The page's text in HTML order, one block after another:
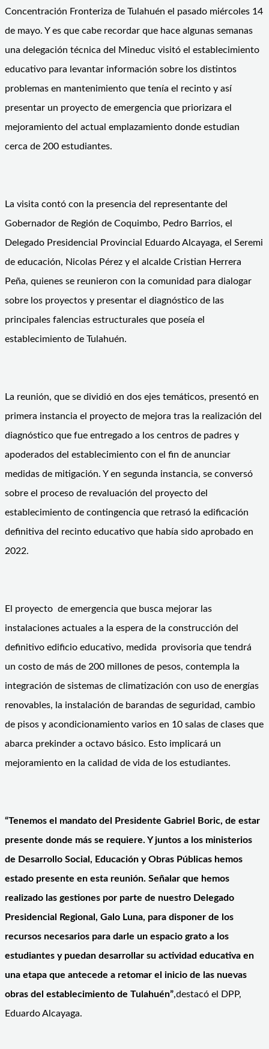
Concentración Fronteriza de Tulahuén el pasado miércoles 14
de mayo. Y es que cabe recordar que hace algunas semanas
una delegación técnica del Mineduc visitó el establecimiento
educativo para levantar información sobre los distintos
problemas en mantenimiento que tenía el recinto y así
presentar un proyecto de emergencia que priorizara el
mejoramiento del actual emplazamiento donde estudian
cerca de 200 estudiantes.
La visita contó con la presencia del representante del
Gobernador de Región de Coquimbo, Pedro Barrios, el
Delegado Presidencial Provincial Eduardo Alcayaga, el Seremi
de educación, Nicolas Pérez y el alcalde Cristian Herrera
Peña, quienes se reunieron con la comunidad para dialogar
sobre los proyectos y presentar el diagnóstico de las
principales falencias estructurales que poseía el
establecimiento de Tulahuén.
La reunión, que se dividió en dos ejes temáticos, presentó en
primera instancia el proyecto de mejora tras la realización del
diagnóstico que fue entregado a los centros de padres y
apoderados del establecimiento con el fin de anunciar
medidas de mitigación. Y en segunda instancia, se conversó
sobre el proceso de revaluación del proyecto del
establecimiento de contingencia que retrasó la edificación
definitiva del recinto educativo que había sido aprobado en
2022.
El proyecto de emergencia que busca mejorar las
instalaciones actuales a la espera de la construcción del
definitivo edificio educativo, medida provisoria que tendrá
un costo de más de 200 millones de pesos, contempla la
integración de sistemas de climatización con uso de energías
renovables, la instalación de barandas de seguridad, cambio
de pisos y acondicionamiento varios en 10 salas de clases que
abarca prekinder a octavo básico. Esto implicará un
mejoramiento en la calidad de vida de los estudiantes.
“Tenemos el mandato del Presidente Gabriel Boric, de estar
presente donde más se requiere. Y juntos a los ministerios
de Desarrollo Social, Educación y Obras Públicas hemos
estado presente en esta reunión. Señalar que hemos
realizado las gestiones por parte de nuestro Delegado
Presidencial Regional, Galo Luna, para disponer de los
recursos necesarios para darle un espacio grato a los
estudiantes y puedan desarrollar su actividad educativa en
una etapa que antecede a retomar el inicio de las nuevas
obras del establecimiento de Tulahuén”,destacó el DPP,
Eduardo Alcayaga.